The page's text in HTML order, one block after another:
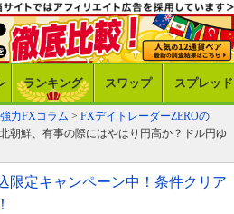
ランキング スワップ スプレッド
力FXコラム > FXデイトレーダーZEROの
朝鮮、有事の際にはやはり円高か？ドル円ゆ
限定キャンペーン中！条件クリア